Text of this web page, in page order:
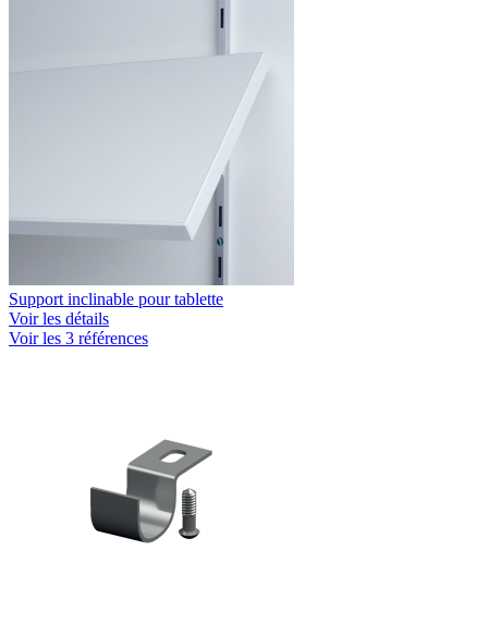
Support inclinable pour tablette
Voir les détails
Voir les 3 références